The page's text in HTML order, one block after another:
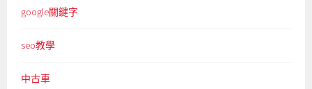
google關鍵字
seo教學
中古車